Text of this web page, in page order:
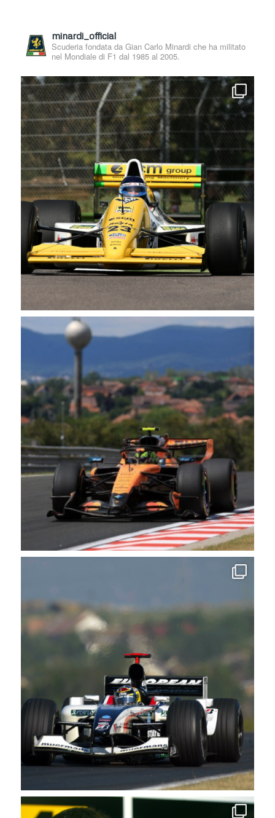
minardi_official
Scuderia fondata da Gian Carlo Minardi che ha militato
nel Mondiale di F1 dal 1985 al 2005.